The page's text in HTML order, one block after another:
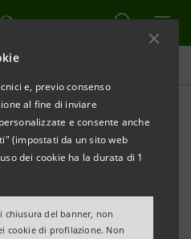
e, previo consenso
al fine di inviare
e consente anche
(impostati da un sito web
dei cookie ha la durata di 1
chiusura del banner, non
cookie di profilazione. Non
climatico
monetaria